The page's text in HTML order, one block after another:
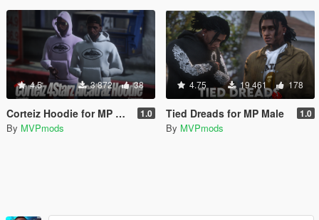
4.5 3 872 38
Corteiz Hoodie for MP Male 1.0
By MVPmods
4.75 19 461 178
Tied Dreads for MP Male 1.0
By MVPmods